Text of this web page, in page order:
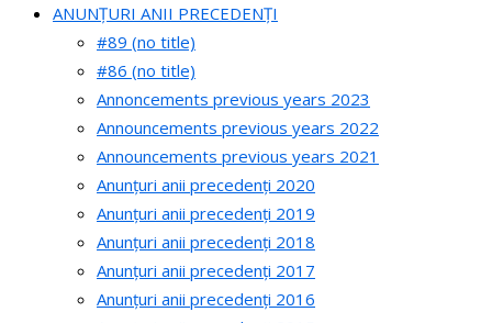
ANUNȚURI ANII PRECEDENȚI
#89 (no title)
#86 (no title)
Annoncements previous years 2023
Announcements previous years 2022
Announcements previous years 2021
Anunțuri anii precedenți 2020
Anunțuri anii precedenți 2019
Anunțuri anii precedenți 2018
Anunțuri anii precedenți 2017
Anunțuri anii precedenți 2016